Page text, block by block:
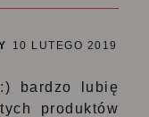
10 LUTEGO 2019
bardzo lubię
produktów